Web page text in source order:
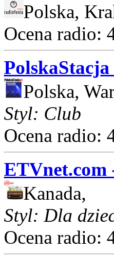
Polska,
Ocena radio:
Polska,
Styl: Club
Ocena radio:
ETVnet.com
Kanada,
Styl: Dla
Ocena radio: